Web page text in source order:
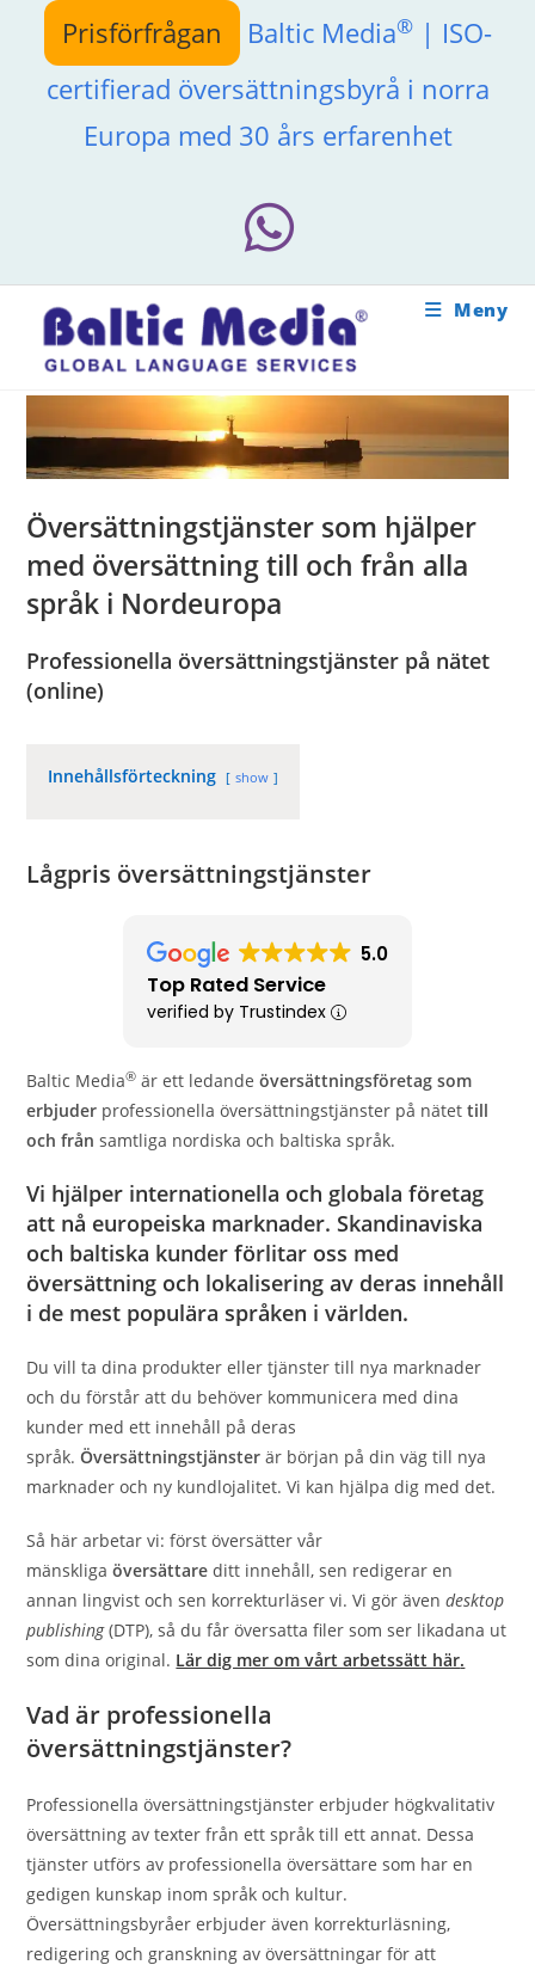
Hoppa
innehållet
Prisförfrågan Baltic Media®| ISO-
certifierad översättningsbyrå i norra
Europa med 30 års erfarenhet
Meny
Översättningstjänster som hjälper
med översättning till och från alla
språk i Nordeuropa
Professionella översättningstjänster på nätet
(online)
Innehållsförteckning show
Lågpris översättningstjänster
5.0
Top Rated Service
verified by Trustindex
Baltic Media® är ett ledandeöversättningsföretag som
erbjuder professionella översättningstjänster på nätettill
och från samtliga nordiska och baltiska språk.
Vi hjälper internationella och globala företag
att nå europeiska marknader. Skandinaviska
och baltiska kunder förlitar oss med
översättning och lokalisering av deras innehåll
i de mest populära språken i världen.
Du vill ta dina produkter eller tjänster till nya marknader
och du förstår att du behöver kommunicera med dina
kunder med ett innehåll på deras
språk.Översättningstjänster är början på din väg till nya
marknader och ny kundlojalitet. Vi kan hjälpa dig med det.
Så här arbetar vi: först översätter vår
mänskliga översättareditt innehåll, sen redigerar en
annan lingvist och sen korrekturläser vi. Vi gör ävendesktop
publishing(DTP), så du får översatta filer som ser likadana ut
som dina original. Lär dig mer om vårt arbetssätt här.
Vad är professionella
översättningstjänster?
Professionella översättningstjänster erbjuder högkvalitativ
översättning av texter från ett språk till ett annat. Dessa
tjänster utförs av professionella översättare som har en
gedigen kunskap inom språk och kultur.
Översättningsbyråer erbjuder även korrekturläsning,
redigering och granskning av översättningar för att